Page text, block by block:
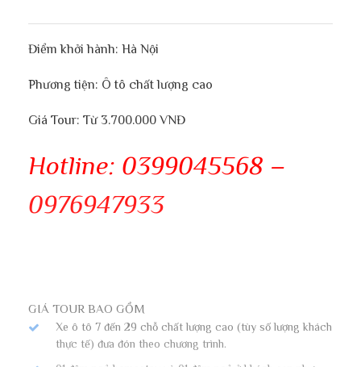
Điểm khởi hành: Hà Nội
Phương tiện: Ô tô chất lượng cao
Giá Tour: Từ 3.700.000 VNĐ
Hotline: 0399045568 –
0976947933
GIÁ TOUR BAO GỒM
Xe ô tô 7 đến 29 chỗ chất lượng cao (tùy số lượng khách
thực tế) đưa đón theo chương trình.